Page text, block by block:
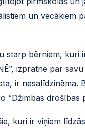
un vecākiem
starp bērniem, kuri
izpratne par
ir
“Džimbas
kuri ir viņiem